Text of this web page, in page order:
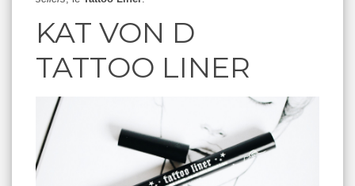
KAT VON D
TATTOO LINER